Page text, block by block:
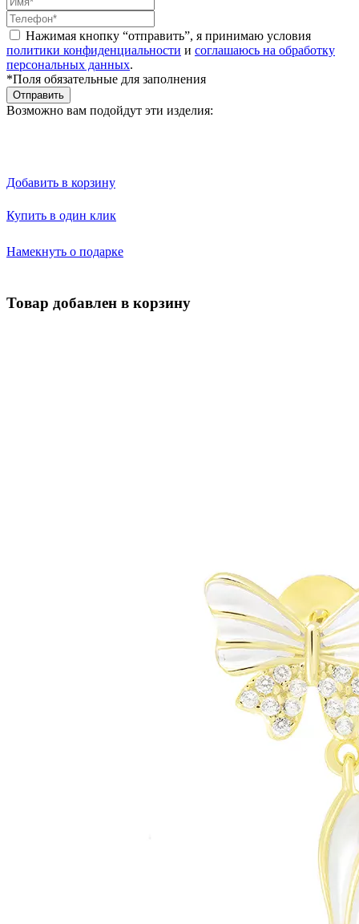
Нажимая кнопку “отправить”, я принимаю условия
политики конфиденциальности и соглашаюсь на обработку
персональных данных.
*Поля обязательные для заполнения
Отправить
Возможно вам подойдут эти изделия:
Добавить в корзину
Купить в один клик
Намекнуть о подарке
Товар добавлен в корзину